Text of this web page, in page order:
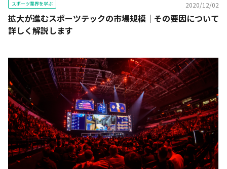
スポーツ業界を学ぶ 2020/12/02
拡大が進むスポーツテックの市場規模｜その要因について
詳しく解説します